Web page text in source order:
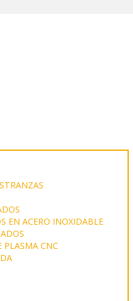
EN ACERO INOXIDABLE
PLASMA CNC